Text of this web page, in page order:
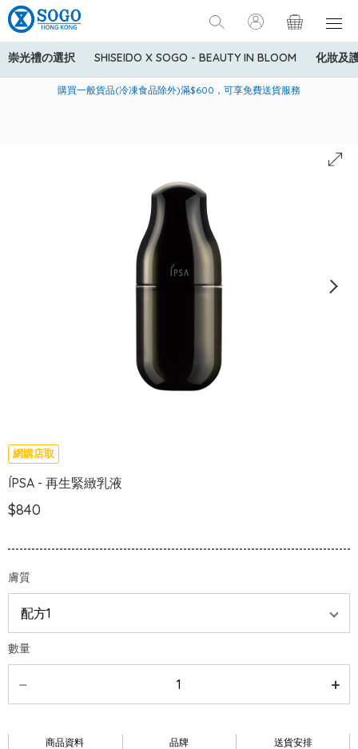
崇光禮の選択 SHISEIDO X SOGO - BEAUTY IN BLOOM 化妝及
美國運通Explorer®信用卡會員購物禮遇：高達5%簽賬回贈！
購買一般貨品(冷凍食品除外)滿$600，可享免費送貨服務
寄送中國內地服務只適用於指定商品，若訂單金額少於HK$600(折
網購店取
ÍPSA - 再生緊緻乳液
$840
膚質
數量
商品資料 品牌 送貨安排